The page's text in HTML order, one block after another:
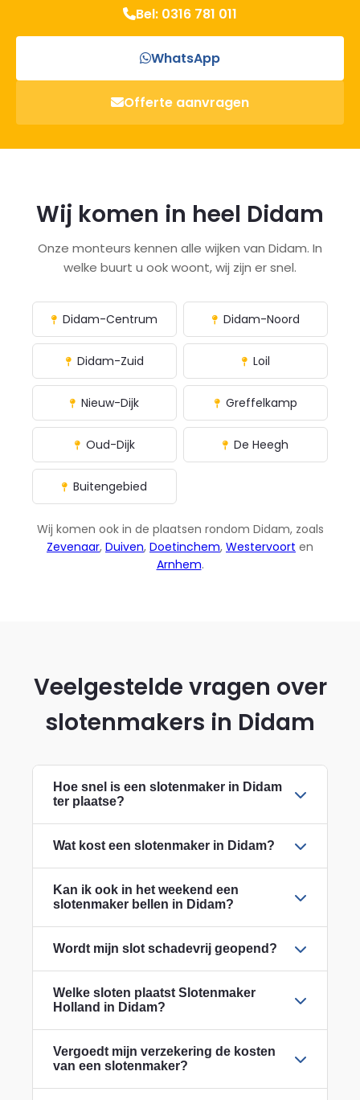
WhatsApp
Bel: 0316 781 011
Offerte aanvragen
Wij komen in heel Didam
Onze monteurs kennen alle wijken van Didam. In
welke buurt u ook woont, wij zijn er snel.
Didam-Centrum Didam-Noord
Didam-Zuid Loil
Nieuw-Dijk Greffelkamp
Oud-Dijk De Heegh
Buitengebied
Wij komen ook in de plaatsen rondom Didam, zoals
Zevenaar, Duiven, Doetinchem, Westervoort en
Arnhem.
Veelgestelde vragen over
slotenmakers in Didam
Hoe snel is een slotenmaker in Didam
ter plaatse?
Wat kost een slotenmaker in Didam?
Kan ik ook in het weekend een
slotenmaker bellen in Didam?
Wordt mijn slot schadevrij geopend?
Welke sloten plaatst Slotenmaker
Holland in Didam?
Vergoedt mijn verzekering de kosten
van een slotenmaker?